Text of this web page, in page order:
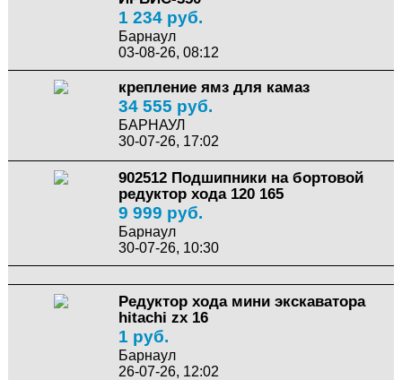
1 234 руб.
Барнаул
03-08-26, 08:12
крепление ямз для камаз
34 555 руб.
БАРНАУЛ
30-07-26, 17:02
902512 Подшипники на бортовой
редуктор хода 120 165
9 999 руб.
Барнаул
30-07-26, 10:30
Редуктор хода мини экскаватора
hitachi zx 16
1 руб.
Барнаул
26-07-26, 12:02